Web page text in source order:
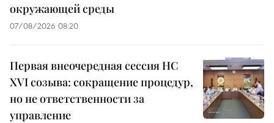
окружающей среды
07/08/2026 08:20
Первая внеочередная сессия НС
XVI созыва: сокращение процедур,
но не ответственности за
управление